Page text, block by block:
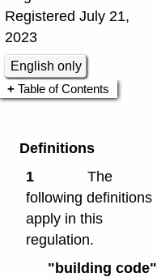
Registered July 21,
2023
English only
Table of Contents
Definitions
1
The
following definitions
apply in this
regulation.
"building code"